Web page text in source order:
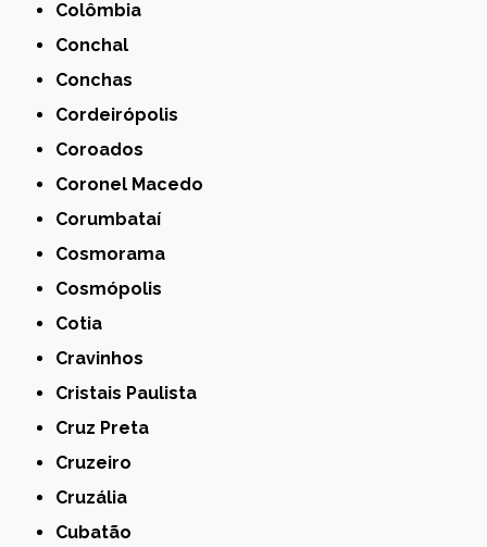
Colômbia
Conchal
Conchas
Cordeirópolis
Coroados
Coronel Macedo
Corumbataí
Cosmorama
Cosmópolis
Cotia
Cravinhos
Cristais Paulista
Cruz Preta
Cruzeiro
Cruzália
Cubatão